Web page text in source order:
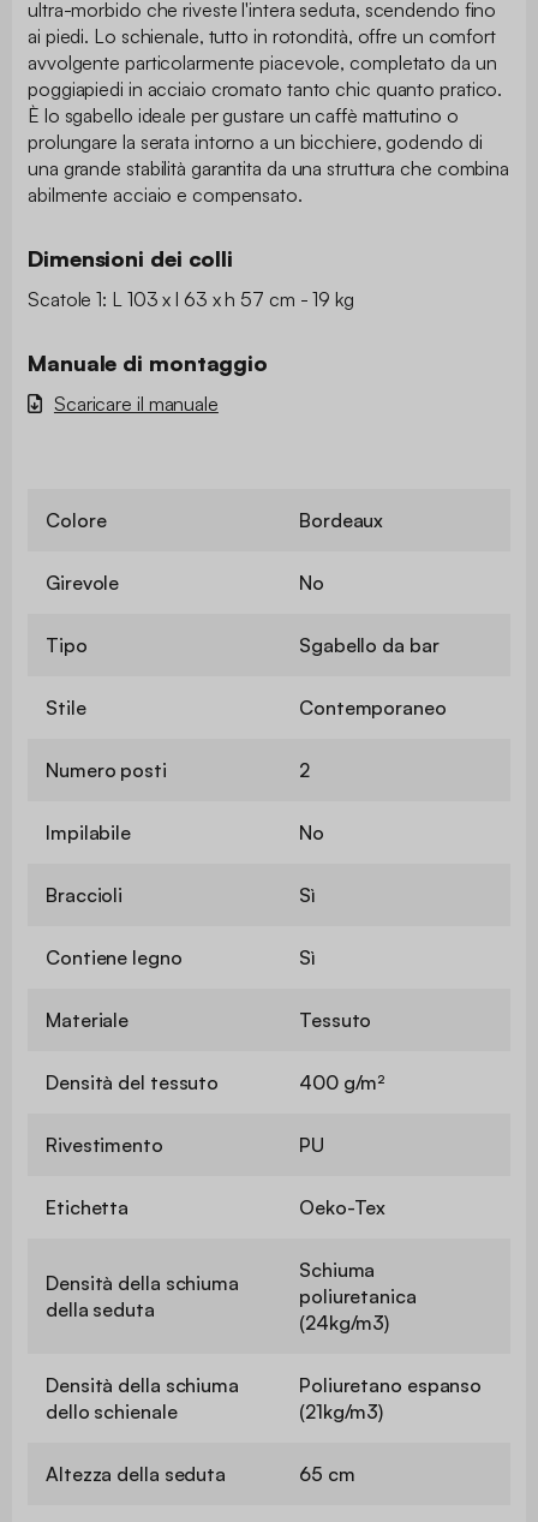
ultra-morbido che riveste l'intera seduta, scendendo fino
ai piedi. Lo schienale, tutto in rotondità, offre un comfort
avvolgente particolarmente piacevole, completato da un
poggiapiedi in acciaio cromato tanto chic quanto pratico.
È lo sgabello ideale per gustare un caffè mattutino o
prolungare la serata intorno a un bicchiere, godendo di
una grande stabilità garantita da una struttura che combina
abilmente acciaio e compensato.
Dimensioni dei colli
Scatole 1: L 103 x l 63 x h 57 cm - 19 kg
Manuale di montaggio
Scaricare il manuale
Colore Bordeaux
Girevole No
Tipo Sgabello da bar
Stile Contemporaneo
Numero posti 2
Impilabile No
Braccioli Sì
Contiene legno Sì
Materiale Tessuto
Densità del tessuto 400 g/m²
Rivestimento PU
Etichetta Oeko-Tex
Densità della schiuma
della seduta
Schiuma
poliuretanica
(24kg/m3)
Densità della schiuma
dello schienale
Poliuretano espanso
(21kg/m3)
Altezza della seduta 65 cm